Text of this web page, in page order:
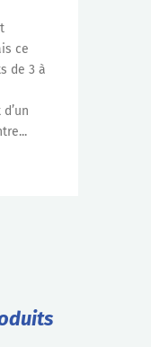
ce
de 3 à